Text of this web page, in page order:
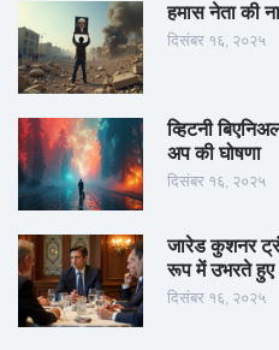
हमास नेता की
दिसंबर १६, २०२५
व्हिटनी
अप की घोषणा
दिसंबर १६, २०२५
जारेड कुशनर
रूप में उभरते हुए
दिसंबर १६, २०२५